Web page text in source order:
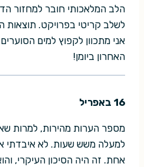
הלב המלאכותי חובר למחזור
לשלב קריטי בפרויקט. תוצאות
אני מתכוון לקפוץ למים
האחרון ביומן!
16 באפריל
מספר הערות מהירות, למרות
למעלה משש שעות. לא איבדתי
אחת. זה היה הסיכון העיקרי,